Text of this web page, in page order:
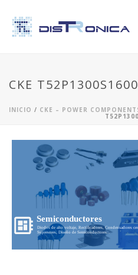
CKE T52P1300S1600
INICIO / CKE – POWER
Semiconductores
Diodos de alto voltaje, Rectificadores, Condensadores
Supresores, Diseño de Semiconductores...